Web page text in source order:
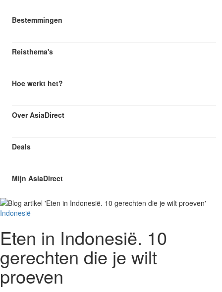
Bestemmingen
Reisthema's
Hoe werkt het?
Over AsiaDirect
Deals
Mijn AsiaDirect
Indonesië
Eten in Indonesië. 10
gerechten die je wilt
proeven